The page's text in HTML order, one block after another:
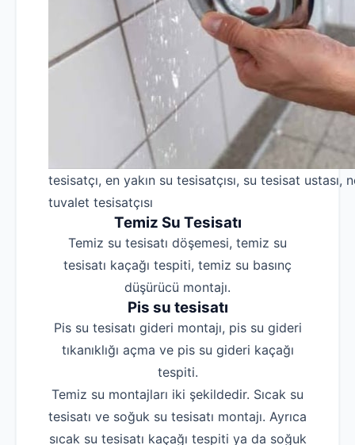
tesisatçı, en yakın su tesisatçısı, su tesisat
tuvalet tesisatçısı
Temiz Su Tesisatı
Temiz su tesisatı döşemesi, temiz su
tesisatı kaçağı tespiti, temiz su basınç
düşürücü montajı.
Pis su tesisatı
Pis su tesisatı gideri montajı, pis su gideri
tıkanıklığı açma ve pis su gideri kaçağı
tespiti.
Temiz su montajları iki şekildedir. Sıcak su
tesisatı ve soğuk su tesisatı montajı. Ayrıca
sıcak su tesisatı kaçağı tespiti ya da soğuk